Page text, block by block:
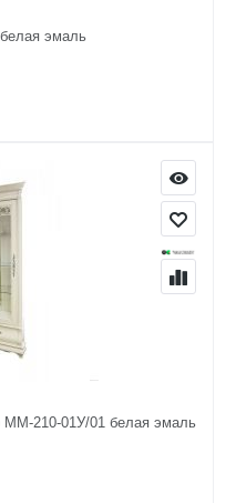
эмаль
ММ-210-01У/01 белая эмаль